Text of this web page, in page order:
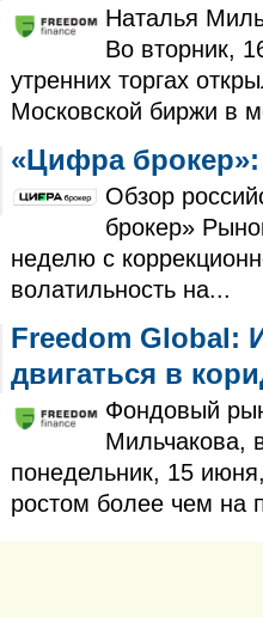
Наталья
Во вторник,
утренних торгах
Московской биржи в
«Цифра брокер»:
Обзор
брокер»
неделю с
волатильность на...
Freedom Global:
двигаться в
Фондовый
Мильчакова,
понедельник, 15
ростом более чем на